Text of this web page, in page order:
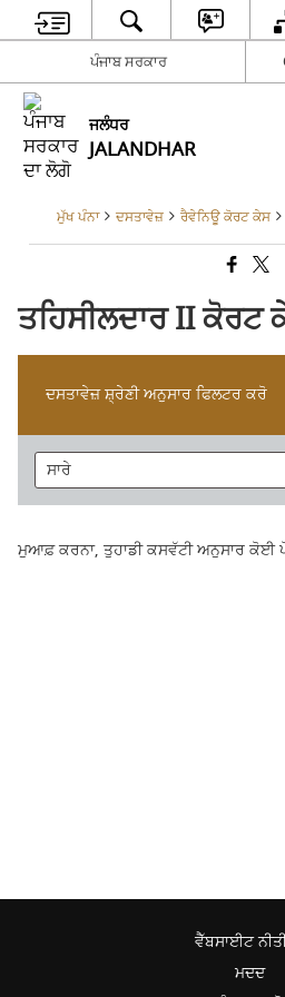
ਪੰਜਾਬ ਸਰਕਾਰ
ਜਲੰਧਰ
JALANDHAR
ਮੁੱਖ ਪੰਨਾ ਦਸਤਾਵੇਜ਼ ਰੈਵੇਨਿਊ ਕੋਰਟ ਕੇਸ
ਤਹਿਸੀਲਦਾਰ II ਕੋਰਟ
ਦਸਤਾਵੇਜ਼ ਸ਼੍ਰੇਣੀ ਅਨੁਸਾਰ ਫਿਲਟਰ ਕਰੋ
ਮੁਆਫ਼ ਕਰਨਾ, ਤੁਹਾਡੀ ਕਸਵੱਟੀ ਅਨੁਸਾਰ ਕੋਈ
ਵੈੱਬਸਾਈਟ
ਮਦਦ